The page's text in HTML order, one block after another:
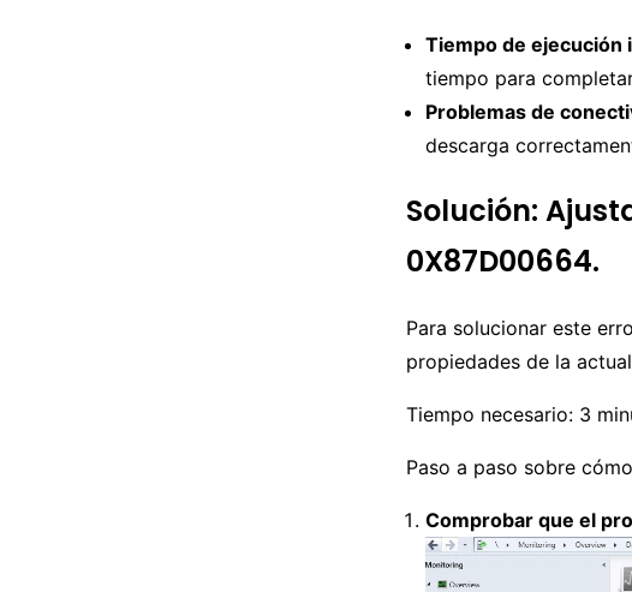
Tiempo de ejecución
tiempo para
Problemas de
descarga
Solución:
0X87D00664.
Para solucionar este
propiedades de la
Tiempo necesario: 3
Paso a paso sobre
Comprobar que el